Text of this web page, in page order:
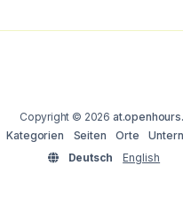
Copyright © 2026
Kategorien
Seiten Orte
Deutsch
English